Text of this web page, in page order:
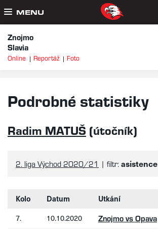
MENU
Znojmo
Slavia
Online Reportáž Foto
Podrobné statistiky
Radim MATUŠ (útočník)
2. liga Východ 2020/21 | filtr:asistence
Kolo Datum Utkání
7.
10.10.2020 Znojmo vs Opava